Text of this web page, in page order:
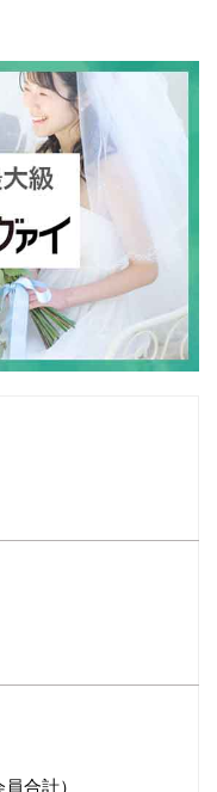
合計）